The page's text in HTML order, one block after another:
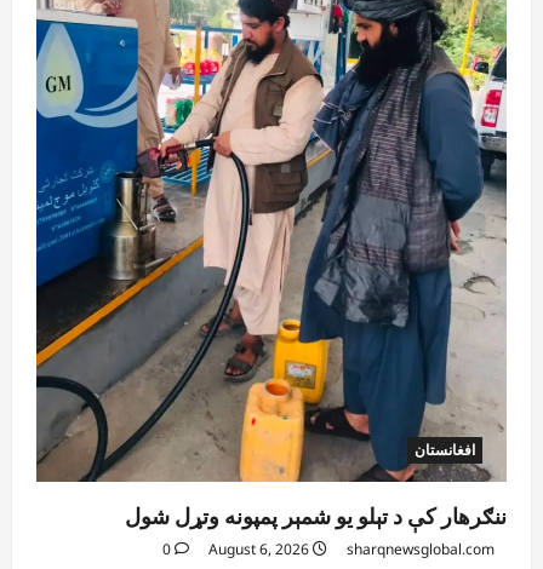
افغانستان
ننګرهار کې د تېلو یو شمېر پمپونه وتړل شول
sharqnewsglobal.com
0